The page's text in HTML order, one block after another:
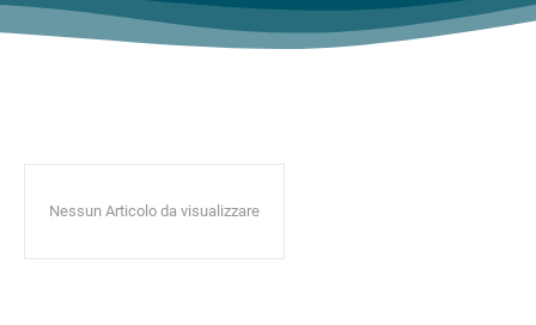
Nessun Articolo da visualizzare